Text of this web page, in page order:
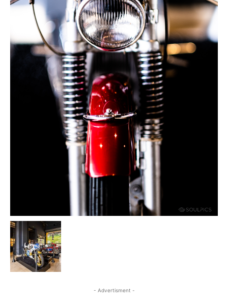
- Advertisment -